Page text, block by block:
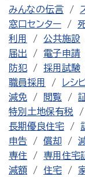
みんなの伝言
窓口センター
利用
公共施設
届出
電子申請
防犯
採用試験
職員採用
レシ
減免
閲覧
特別土地保有税
長期優良住宅
申告
償却
専住
専用住宅
減額
住宅